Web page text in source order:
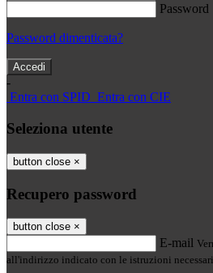
Password
Password dimenticata?
-
Entra con SPID Entra con CIE
Seleziona utente
button close ×
Recupero password
button close ×
E-mail
all'indirizzo indicato con le istruzioni